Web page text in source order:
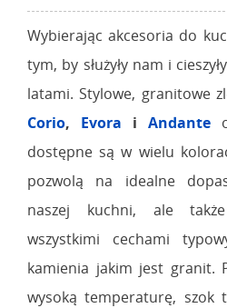
Wybierając akcesoria do
tym, by służyły nam i
latami. Stylowe, granitowe
Corio, Evora i Andante
dostępne są w wielu
pozwolą na idealne
naszej kuchni, ale
wszystkimi cechami
kamienia jakim jest granit.
wysoką temperaturę, szok